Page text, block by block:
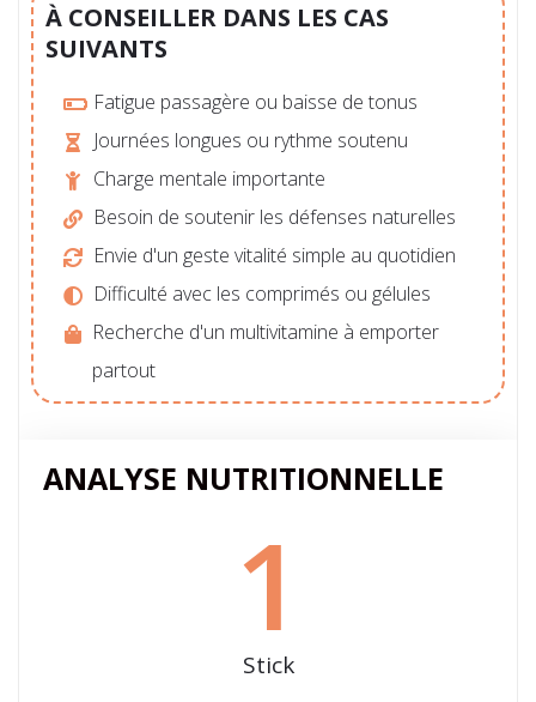
À CONSEILLER DANS LES CAS
SUIVANTS
Fatigue passagère ou baisse de tonus
Journées longues ou rythme soutenu
Charge mentale importante
Besoin de soutenir les défenses naturelles
Envie d'un geste vitalité simple au quotidien
Difficulté avec les comprimés ou gélules
Recherche d'un multivitamine à emporter
partout
ANALYSE NUTRITIONNELLE
1
Stick